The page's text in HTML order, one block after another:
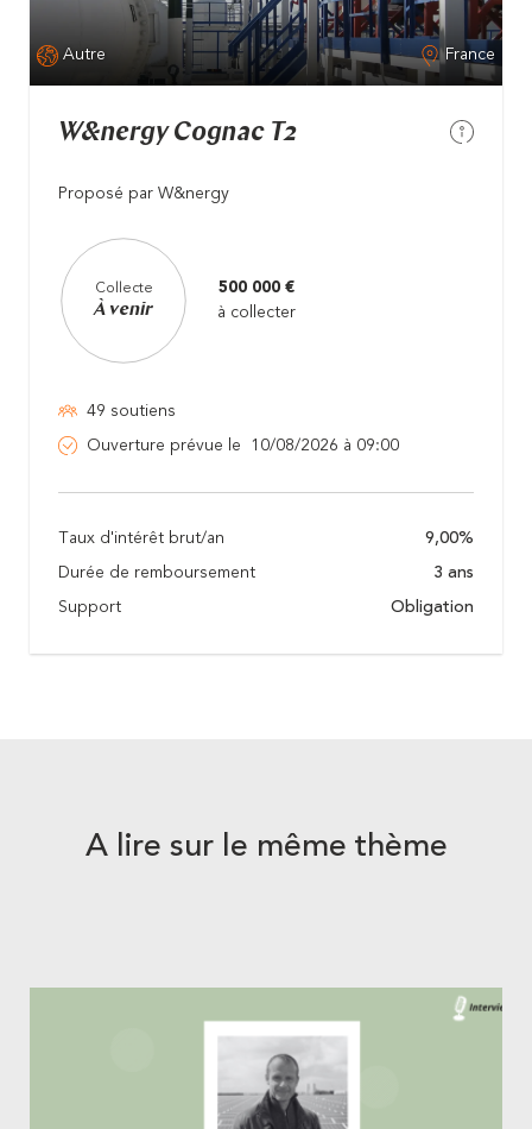
Autre France
W&nergy Cognac T2
Proposé par W&nergy
Collecte
À venir
500 000 €
à collecter
49 soutiens
Ouverture prévue le 10/08/2026 à 09:00
Taux d'intérêt brut/an 9,00%
Durée de remboursement 3 ans
Support Obligation
A lire sur le même thème